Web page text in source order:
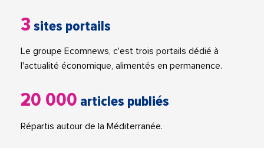
3 sites portails
Le groupe Ecomnews, c'est trois portails dédié à
l'actualité économique, alimentés en permanence.
20 000 articles publiés
Répartis autour de la Méditerranée.